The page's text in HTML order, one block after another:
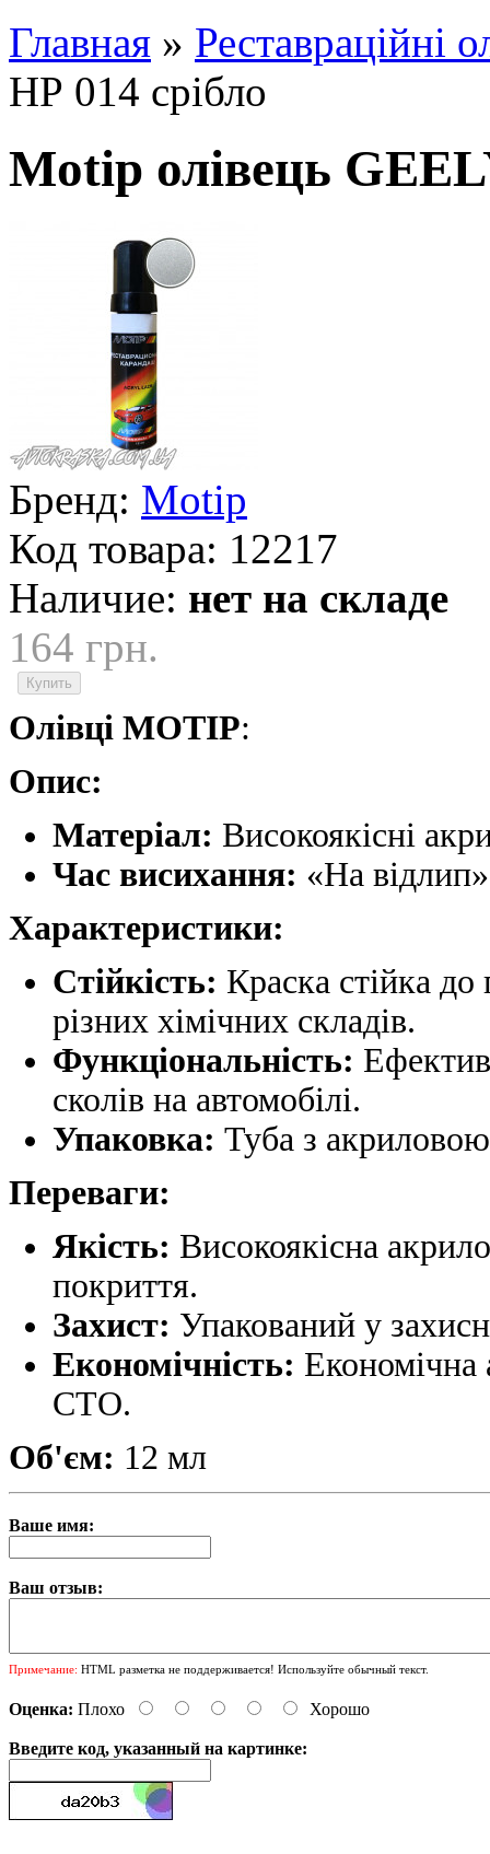
Главная » Реставраційні
НР 014 срібло
Motip олівець
Бренд: Motip
Код товара: 12217
Наличие: нет на складе
164 грн.
Олівці MOTIP:
Опис:
Матеріал: Високоякісні
Час висихання: «На
Характеристики:
Стійкість: Краска стійка
різних хімічних складів.
Функціональність:
сколів на автомобілі.
Упаковка: Туба з
Переваги:
Якість: Високоякісна
покриття.
Захист: Упакований у
Економічність: Економічна
СТО.
Об'єм: 12 мл
Ваше имя:
Ваш отзыв:
Примечание: HTML разметка не поддерживается! Используйте обычный текст.
Оценка: Плохо Хорошо
Введите код, указанный на картинке: